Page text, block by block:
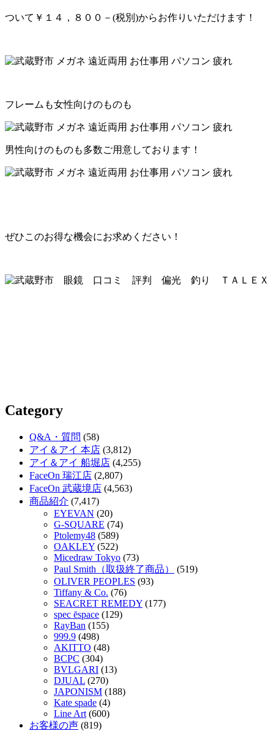
ついて￥１４，８００－(税別)からお作りいただけます！
フレームも女性向けのものも
男性向けのものも多数ご用意しております！
ぜひこのお得な機会にお求めください！
Category
Q&A・質問 (58)
アイ＆アイ 本店 (3,812)
アイ＆アイ 船堀店 (4,255)
FaceOn 瑞江店 (2,807)
FaceOn 武蔵境店 (4,563)
商品紹介 (7,417)
EYEVAN (20)
G-SQUARE (74)
Ptolemy48 (589)
OAKLEY (522)
Micedraw Tokyo (73)
Paul Smith（取扱終了商品）
(519)
OLIVER PEOPLES (93)
Tiffany & Co. (76)
SEACRET REMEDY (177)
spec ēspace (129)
RayBan (155)
999.9 (498)
AKITTO (48)
BCPC (304)
BVLGARI (13)
DJUAL (270)
JAPONISM (188)
Kate spade (4)
Line Art (600)
お客様の声 (819)